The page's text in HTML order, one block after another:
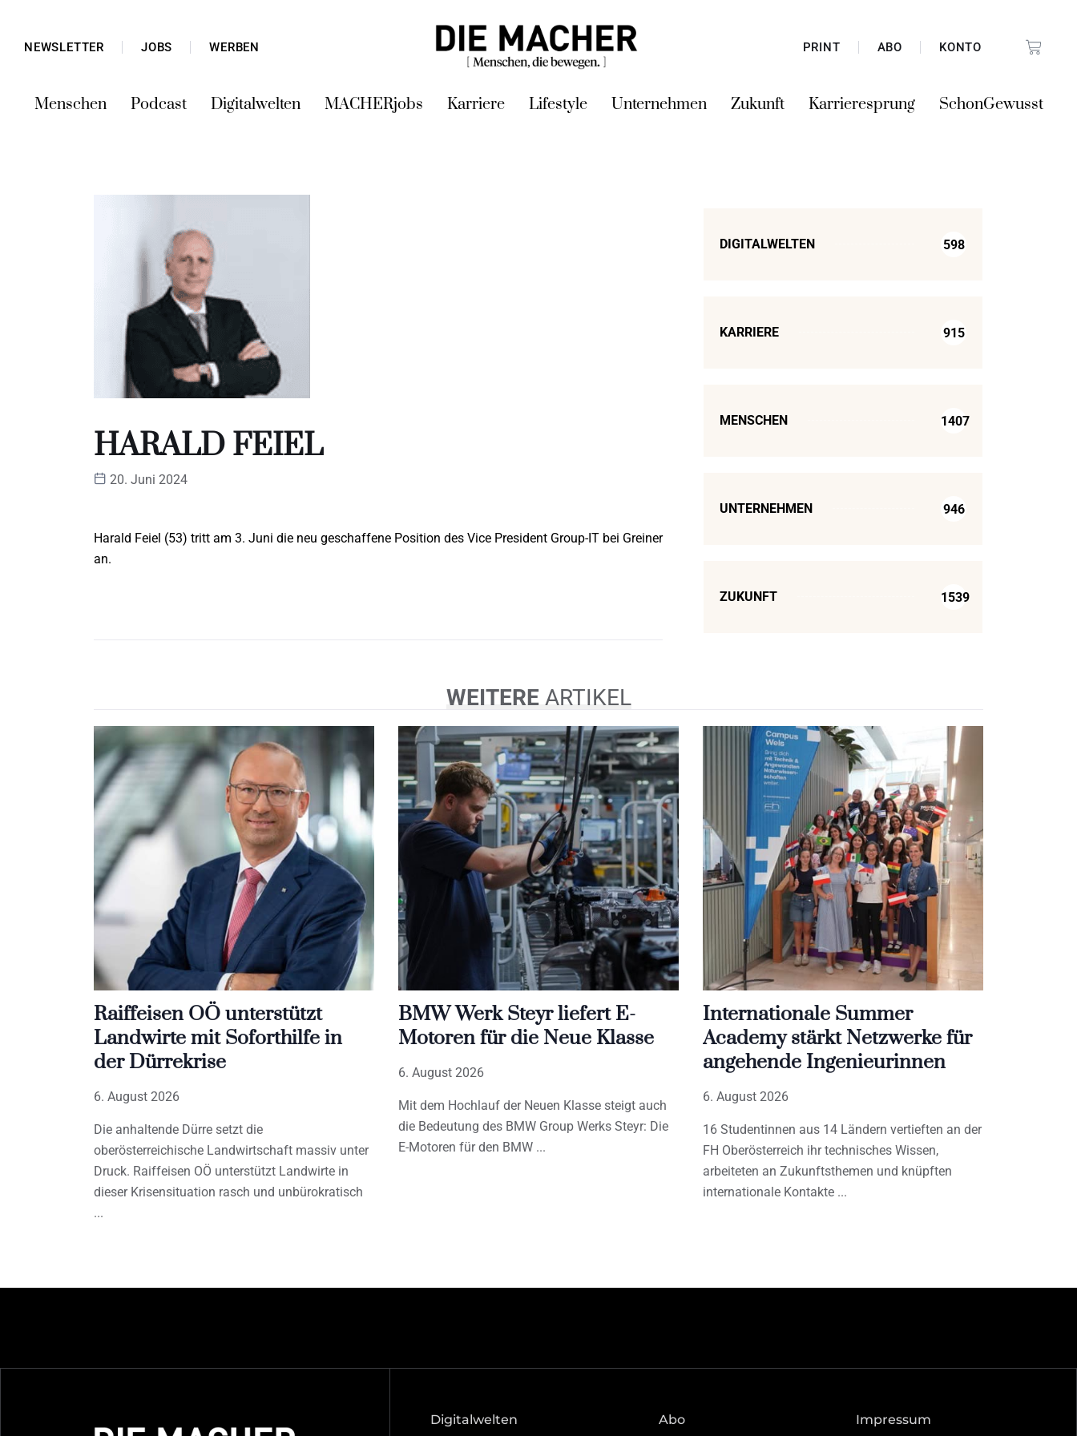
NEWSLETTER JOBS WERBEN PRINT ABO KONTO
Menschen Podcast Digitalwelten MACHERjobs Karriere Lifestyle Unternehmen Zukunft Karrieresprung SchonGewusst
HARALD FEIEL
20. Juni 2024
Harald Feiel (53) tritt am 3. Juni die neu geschaffene Position des Vice President Group-IT bei Greiner
an.
DIGITALWELTEN 598
KARRIERE 915
MENSCHEN 1407
UNTERNEHMEN 946
ZUKUNFT 1539
WEITERE ARTIKEL
Raiffeisen OÖ unterstützt
Landwirte mit Soforthilfe in
der Dürrekrise
6. August 2026
Die anhaltende Dürre setzt die
oberösterreichische Landwirtschaft massiv unter
Druck. Raiffeisen OÖ unterstützt Landwirte in
dieser Krisensituation rasch und unbürokratisch
BMW Werk Steyr liefert E-
Motoren für die Neue Klasse
6. August 2026
Mit dem Hochlauf der Neuen Klasse steigt auch
die Bedeutung des BMW Group Werks Steyr: Die
E-Motoren für den BMW
Internationale Summer
Academy stärkt Netzwerke für
angehende Ingenieurinnen
6. August 2026
16 Studentinnen aus 14 Ländern vertieften an der
FH Oberösterreich ihr technisches Wissen,
arbeiteten an Zukunftsthemen und knüpften
internationale Kontakte
Digitalwelten Abo Impressum